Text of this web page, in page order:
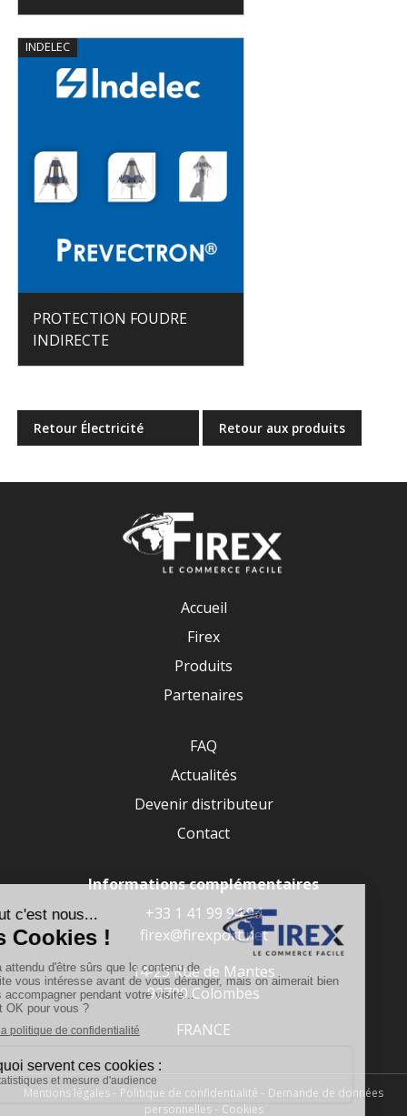
INDELEC
PROTECTION FOUDRE
INDIRECTE
Retour Électricité Retour aux produits
Accueil
Firex
Produits
Partenaires
FAQ
Actualités
Devenir distributeur
Contact
Informations complémentaires
+33 1 41 99 94 94
firex@firexport.net
14-23 Rue de Mantes
92700 Colombes
FRANCE
Mentions légales Politique de confidentialité
Demande de données
personnelles
Cookies